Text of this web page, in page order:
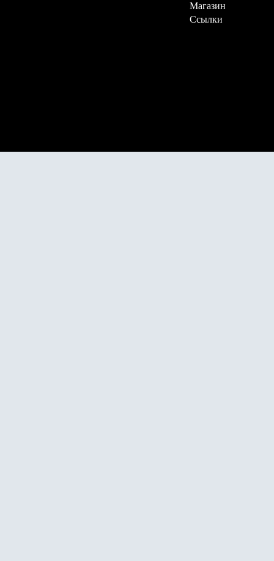
Магазин
Ссылки